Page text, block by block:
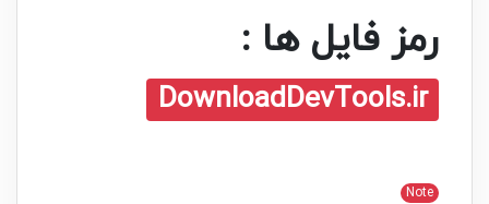
رمز فایل ها :
DownloadDevTools.ir
Note